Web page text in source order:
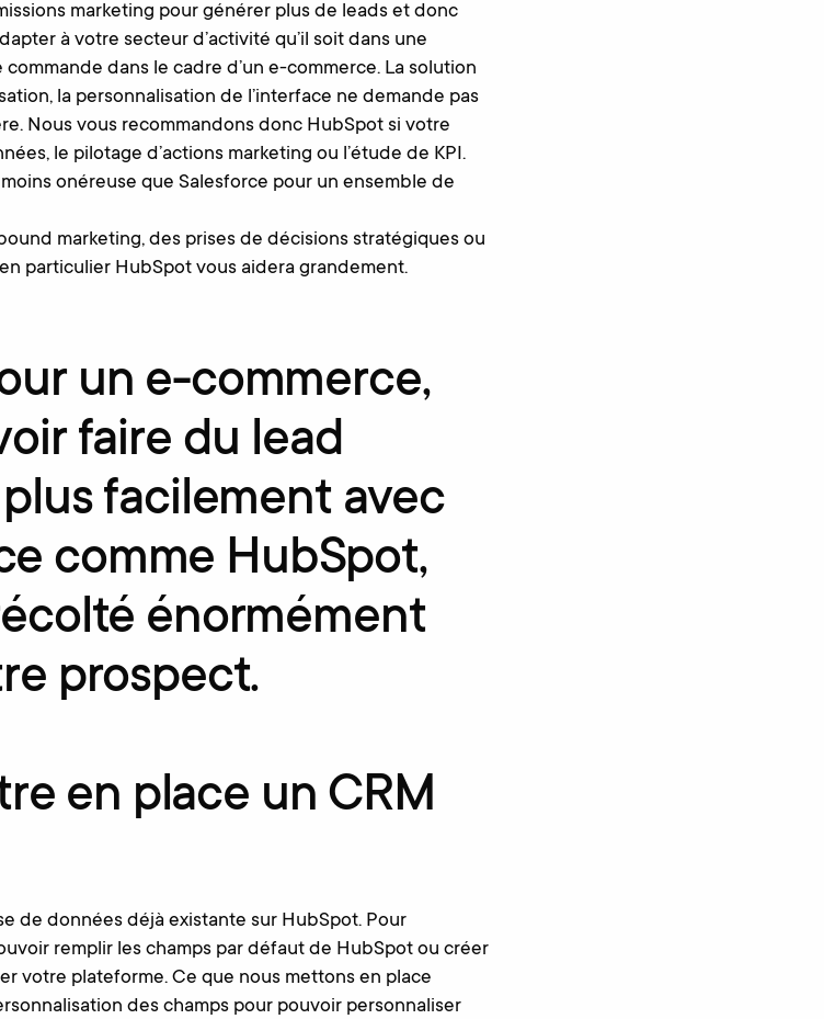
marketing pour générer plus de leads et donc
à votre secteur d’activité qu’il soit dans une
dans le cadre d’un e-commerce. La solution
la personnalisation de l’interface ne demande pas
Nous vous recommandons donc HubSpot si votre
le pilotage d’actions marketing ou l’étude de KPI.
onéreuse que Salesforce pour un ensemble de
marketing, des prises de décisions stratégiques ou
particulier HubSpot vous aidera grandement.
un e-commerce,
faire du lead
facilement avec
comme HubSpot,
énormément
prospect.
en place un CRM
de données déjà existante sur HubSpot. Pour
remplir les champs par défaut de HubSpot ou créer
votre plateforme. Ce que nous mettons en place
des champs pour pouvoir personnaliser